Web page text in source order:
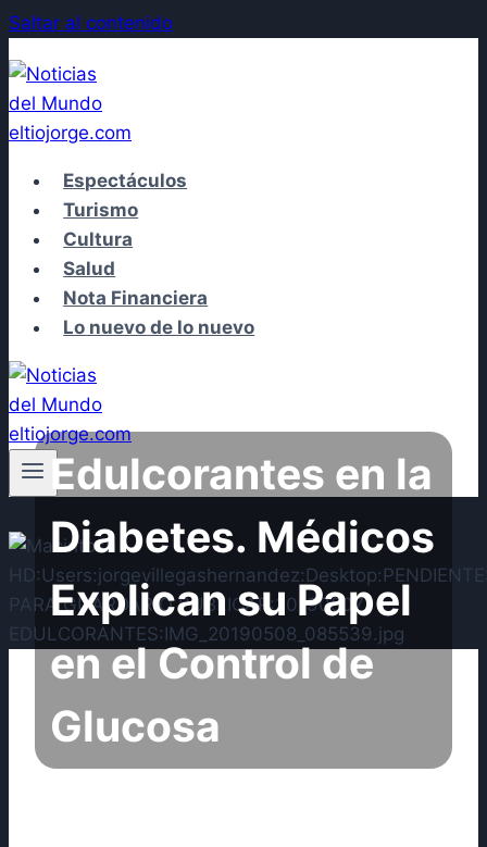
Saltar al contenido
Espectáculos
Turismo
Cultura
Salud
Nota Financiera
Lo nuevo de lo nuevo
Edulcorantes en la
Diabetes. Médicos
Explican su Papel
en el Control de
Glucosa